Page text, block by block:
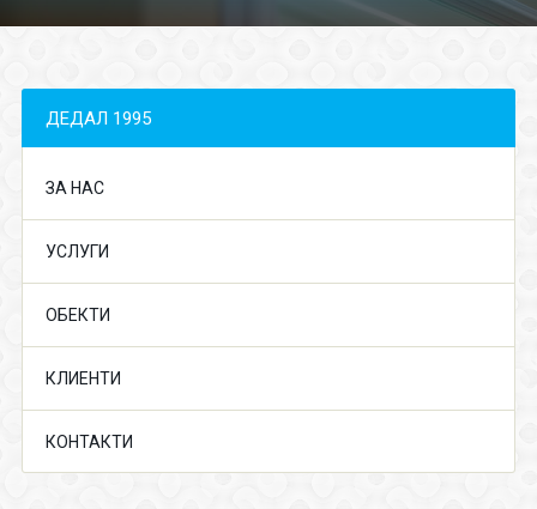
ДЕДАЛ 1995
ЗА НАС
УСЛУГИ
ОБЕКТИ
КЛИЕНТИ
КОНТАКТИ